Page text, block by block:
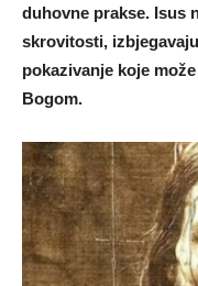
duhovne prakse. Isus
skrovitosti,
pokazivanje koje
Bogom.